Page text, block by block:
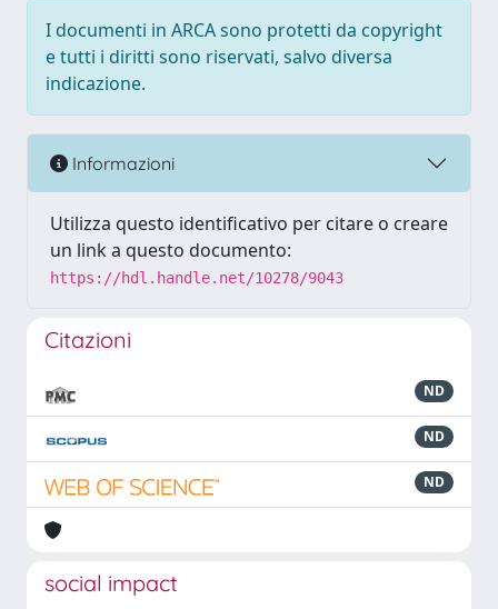
I documenti in ARCA sono protetti da copyright
e tutti i diritti sono riservati, salvo diversa
indicazione.
Informazioni
Utilizza questo identificativo per citare o creare
un link a questo documento:
https://hdl.handle.net/10278/9043
Citazioni
ND
ND
ND
social impact